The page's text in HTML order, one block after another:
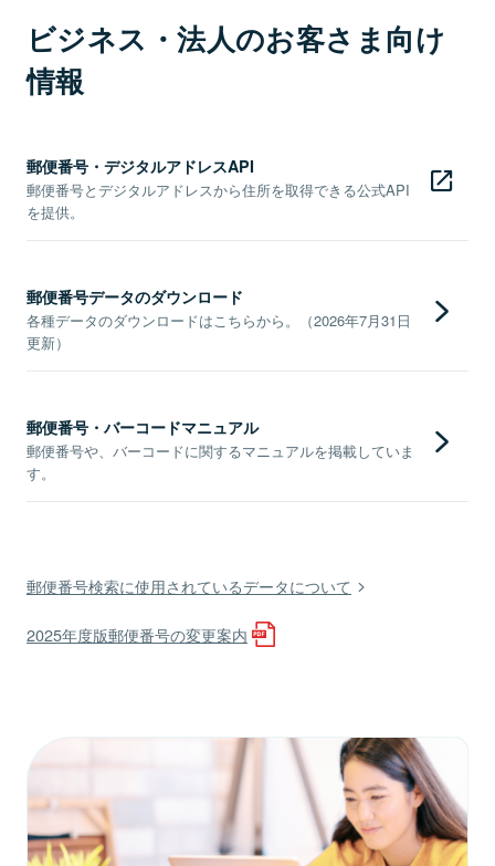
ビジネス・法人のお客さま向け
情報
郵便番号・デジタルアドレスAPI
郵便番号とデジタルアドレスから住所を取得できる公式API
を提供。
郵便番号データのダウンロード
各種データのダウンロードはこちらから。（2026年7月31日
更新）
郵便番号・バーコードマニュアル
郵便番号や、バーコードに関するマニュアルを掲載していま
す。
郵便番号検索に使用されているデータについて
2025年度版郵便番号の変更案内